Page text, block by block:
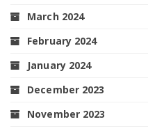
March 2024
February 2024
January 2024
December 2023
November 2023